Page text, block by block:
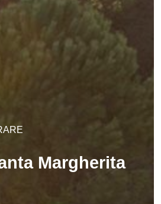
Margherita